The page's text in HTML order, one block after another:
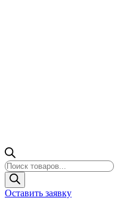
Поиск
товаров
Оставить заявку